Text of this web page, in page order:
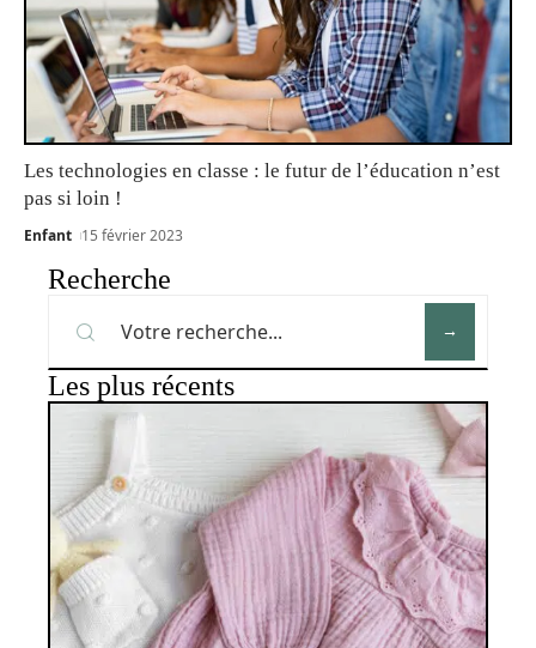
Les technologies en classe : le futur de l’éducation n’est
pas si loin !
Enfant 15 février 2023
Recherche
Les plus récents